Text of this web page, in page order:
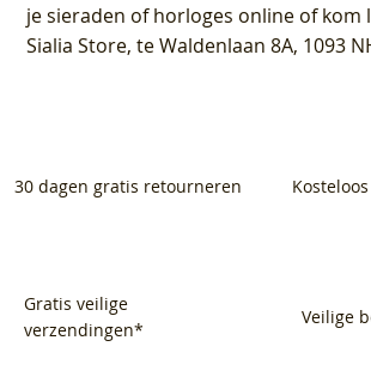
je sieraden of horloges online of kom
Sialia Store, te Waldenlaan 8A, 1093
30 dagen gratis retourneren
Gratis veilige
verzendingen*
Veilige